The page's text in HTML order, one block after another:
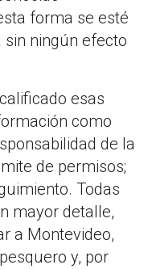
forma se esté
ningún efecto
esas
como
de la
de permisos;
Todas
mayor detalle,
a Montevideo,
y, por